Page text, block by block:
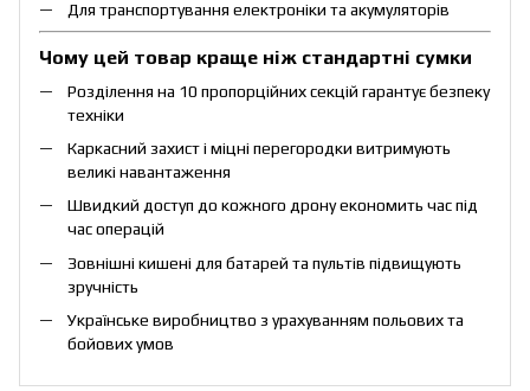
Для транспортування електроніки та акумуляторів
Чому цей товар краще ніж стандартні сумки
Розділення на 10 пропорційних секцій гарантує безпеку
техніки
Каркасний захист і міцні перегородки витримують
великі навантаження
Швидкий доступ до кожного дрону економить час під
час операцій
Зовнішні кишені для батарей та пультів підвищують
зручність
Українське виробництво з урахуванням польових та
бойових умов